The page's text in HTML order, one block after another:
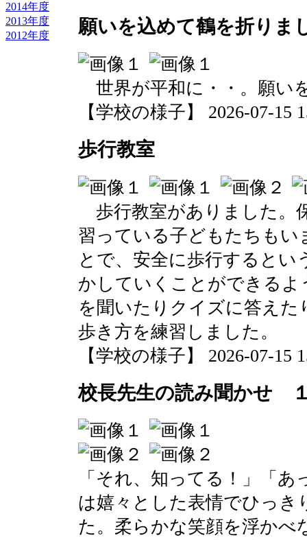
2014年度
2013年度
2012年度
願いを込めて鶴を折りま
世界が平和に・・。願い
【学校の様子】 2026-07-15
歩行教室
歩行教室がありました。
習っている子どもたちも
とで、安全に歩行するとい
かしていくことができる
を聞いたりクイズに答えた
歩き方を練習しました。
【学校の様子】 2026-07-15
校長先生の読み聞かせ
「それ、知ってる！」「
は嬉々とした表情でひっ
た。柔らかな笑顔を浮かべ